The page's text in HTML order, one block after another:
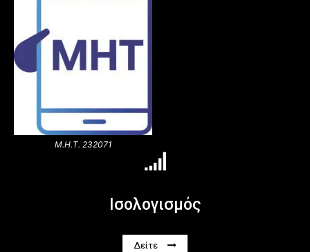
Μ.Η.Τ. 232071
Ισολογισμός
Δείτε